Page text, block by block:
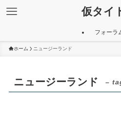
仮タイ
フォーラ
ホーム ニュージーランド
ニュージーランド –